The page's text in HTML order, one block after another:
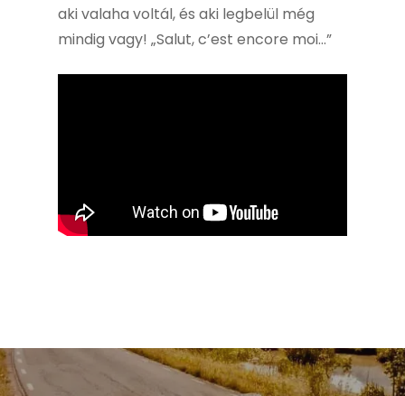
aki valaha voltál, és aki legbelül még
mindig vagy! „Salut, c’est encore moi…”